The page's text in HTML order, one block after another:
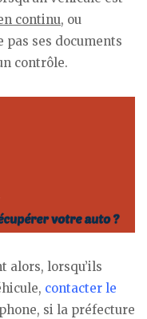
continu, ou
pas ses documents
contrôle.
alors, lorsqu’ils
contacter le
si la préfecture